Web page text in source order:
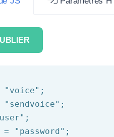
"voice"
"sendvoice"
= "password"